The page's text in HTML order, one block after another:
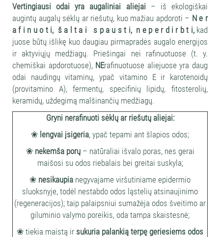
Vertingiausi odai yra augaliniai aliejai – iš ekologiškai
augintų augalų sėklų ar riešutų, kuo mažiau apdoroti – N e r
a f i n u o t i, š a l t a i s p a u s t i, n e p e r d i r b t i,kad
juose būtų išlikę kuo daugiau pirmapradės augalo energijos
ir aktyviųjų medžiagų. Priešingai nei rafinuotuose (t. y.
chemiškai apdorotuose), NErafinuotuose aliejuose yra daug
odai naudingų vitaminų, ypač vitamino E ir karotenoidų
(provitamino A), fermentų, specifinių lipidų, fitosterolių,
keramidų, uždegimą malšinančių medžiagų.
Gryni nerafinuoti sėklų ar riešutų aliejai:
❀ lengvai įsigeria, ypač tepami ant šlapios odos;
❀ nekemša porų– natūraliai išvalo poras, nes gerai
maišosi su odos riebalais bei greitai suskyla;
❀ nesikaupia negyvajame viršutiniame epidermio
sluoksnyje, todėl nestabdo odos ląstelių atsinaujinimo
(regeneracijos); taip palaipsniui sumažėja odos šveitimo ar
giluminio valymo poreikis, oda tampa skaistesnė;
❀ tiekia maistą ir sukuria palankią terpę geriesiems odos